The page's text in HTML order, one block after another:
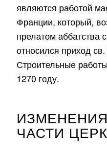
являются работой
Франции, который,
прелатом аббатства
относился приход
Строительные
1270 году.
ЧАСТИ